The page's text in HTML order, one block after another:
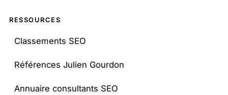
RESSOURCES
Classements SEO
Références Julien Gourdon
Annuaire consultants SEO